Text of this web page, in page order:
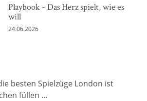
Playbook - Das Herz spielt, wie es
will
24.06.2026
besten Spielzüge London ist
füllen ...